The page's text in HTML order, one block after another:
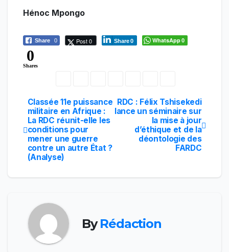
Hénoc Mpongo
Share 0 Post 0 Share0 WhatsApp0
0
Shares
Navigation
de
l’article
RDC : Félix Tshisekedi
lance un séminaire sur
la mise à jour
d’éthique et de la
déontologie des
FARDC
Classée 11e puissance
militaire en Afrique :
La RDC réunit-elle les
conditions pour
mener une guerre
contre un autre État ?
(Analyse)
ByRédaction